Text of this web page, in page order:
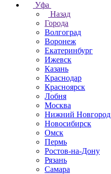
Уфа
Назад
Города
Волгоград
Воронеж
Екатеринбург
Ижевск
Казань
Краснодар
Красноярск
Лобня
Москва
Нижний Новгород
Новосибирск
Омск
Пермь
Ростов-на-Дону
Рязань
Самара